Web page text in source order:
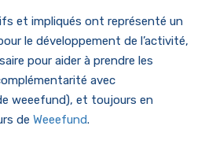
et impliqués ont représenté un
le développement de l’activité,
pour aider à prendre les
avec
weeefund), et toujours en
de Weeefund.